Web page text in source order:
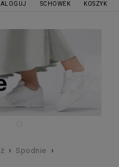
SCHOWEK KOSZYK
› Spodnie ›